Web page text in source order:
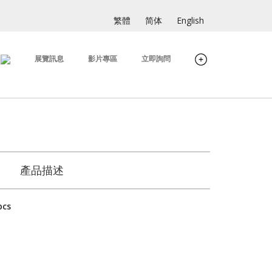
繁體 简体 English
展覽訊息 立即詢問
影片專區
產品描述